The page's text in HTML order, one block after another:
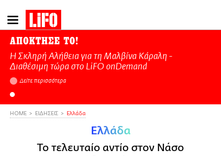
Παράκαμψη
προς
κυρίως
περιεχόμενο
ΑΠΟΚΤΗΣΕ ΤΟ!
Η Σκληρή Αλήθεια για τη Μαλβίνα Κάραλη -
Διαθέσιμη τώρα στo LiFO onDemand
Δείτε περισσότερα
HOME ΕΙΔΗΣΕΙΣ Ελλάδα
Ελλάδα
Το τελευταίο αντίο στον Νάσο